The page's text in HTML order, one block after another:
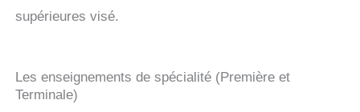
supérieures visé.
Les enseignements de spécialité (Première et
Terminale)